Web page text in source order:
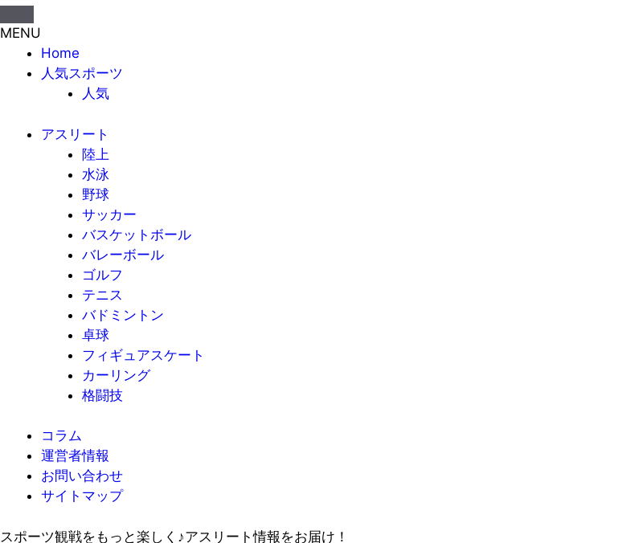
MENU
Home
人気スポーツ
人気
アスリート
陸上
水泳
野球
サッカー
バスケットボール
バレーボール
ゴルフ
テニス
バドミントン
卓球
フィギュアスケート
カーリング
格闘技
コラム
運営者情報
お問い合わせ
サイトマップ
スポーツ観戦をもっと楽しく♪アスリート情報をお届け！